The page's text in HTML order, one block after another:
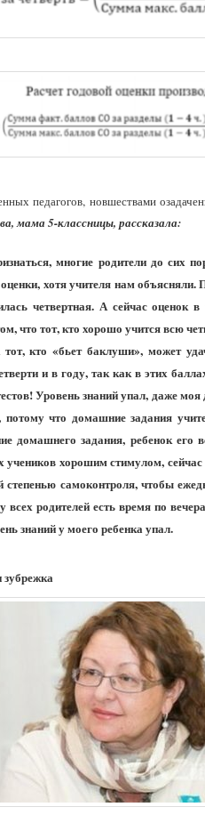
педагогов, новшествами
мама 5-классницы, рассказала:
многие родители до
хотя учителя нам
четвертная. А сейчас оценок
что тот, кто хорошо учится всю
тот, кто «бьет баклуши», может
и в году, так как в этих
Уровень знаний упал, даже
потому что домашние задания
домашнего задания, ребенок его
хорошим стимулом,
степенью самоконтроля, чтобы
всех родителей есть время по
знаний у моего ребенка упал.
зубрежка